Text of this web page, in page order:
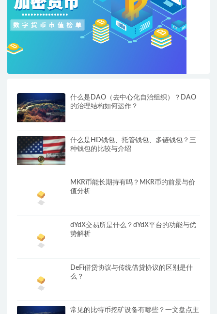
什么是DAO（去中心化自治组织）？DAO
的治理结构如何运作？
什么是HD钱包、托管钱包、多链钱包？三
种钱包的比较与介绍
MKR币能长期持有吗？MKR币的前景与价
值分析
dYdX交易所是什么？dYdX平台的功能与优
势解析
DeFi借贷协议与传统借贷协议的区别是什
么？
常见的比特币挖矿设备有哪些？一文盘点主